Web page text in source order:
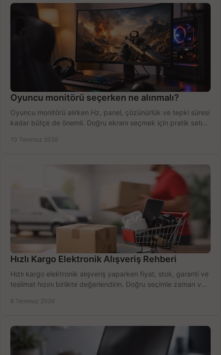
Oyuncu monitörü seçerken ne alınmalı?
Oyuncu monitörü alırken Hz, panel, çözünürlük ve tepki süresi
kadar bütçe de önemli. Doğru ekranı seçmek için pratik satın
10 Temmuz 2026
Hızlı Kargo Elektronik Alışveriş Rehberi
Hızlı kargo elektronik alışveriş yaparken fiyat, stok, garanti ve
teslimat hızını birlikte değerlendirin. Doğru seçimle zaman ve
8 Temmuz 2026